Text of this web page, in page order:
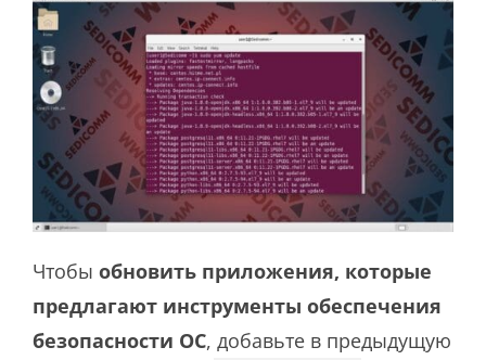
Чтобы обновить приложения, которые
предлагают инструменты обеспечения
безопасности ОС, добавьте в предыдущую